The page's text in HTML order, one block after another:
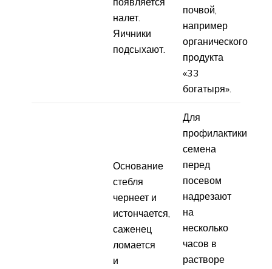
налет.
Яичники
подсыхают.
почвой,
например
органического
продукта
«33
богатыря».
Основание
стебля
чернеет и
истончается,
саженец
ломается
и
Для
профилактики
семена
перед
посевом
надрезают
на
несколько
часов в
растворе